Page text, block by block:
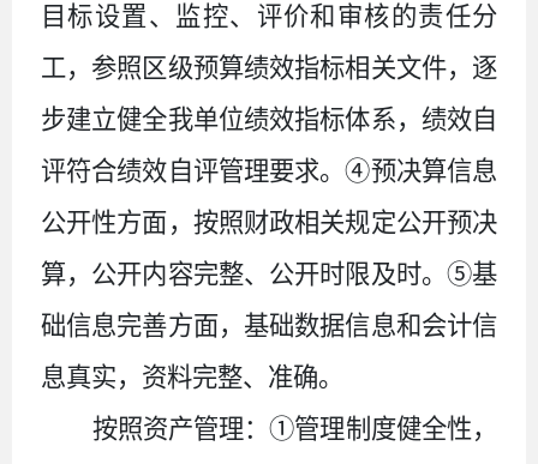
目标设置、监控、评价和审核的责任分
工，参照区级预算绩效指标相关文件，逐
步建立健全我单位绩效指标体系，绩效自
评符合绩效自评管理要求。④预决算信息
公开性方面，按照财政相关规定公开预决
算，公开内容完整、公开时限及时。⑤基
础信息完善方面，基础数据信息和会计信
息真实，资料完整、准确。
按照资产管理：①管理制度健全性，